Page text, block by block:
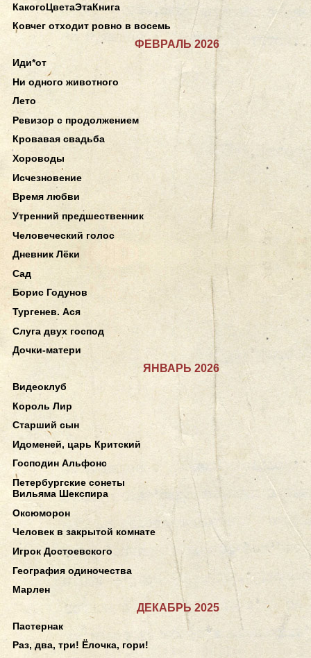
КакогоЦветаЭтаКнига
Ковчег отходит ровно в восемь
ФЕВРАЛЬ 2026
Иди*от
Ни одного животного
Лето
Ревизор с продолжением
Кровавая свадьба
Хороводы
Исчезновение
Время любви
Утренний предшественник
Человеческий голос
Дневник Лёки
Сад
Борис Годунов
Тургенев. Ася
Слуга двух господ
Дочки-матери
ЯНВАРЬ 2026
Видеоклуб
Король Лир
Старший сын
Идоменей, царь Критский
Господин Альфонс
Петербургские сонеты
Вильяма Шекспира
Оксюморон
Человек в закрытой комнате
Игрок Достоевского
География одиночества
Марлен
ДЕКАБРЬ 2025
Пастернак
Раз, два, три! Ёлочка, гори!